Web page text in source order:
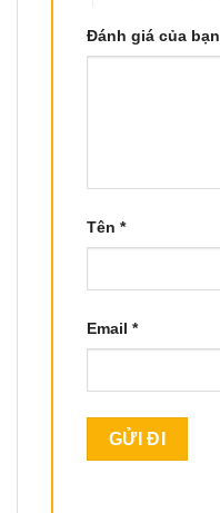
Đánh giá của bạn
Tên *
Email *